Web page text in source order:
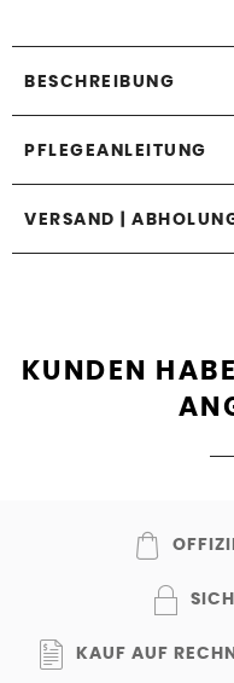
BESCHREIBUNG
PFLEGEANLEITUNG
VERSAND |
KUNDEN
KAUF AUF